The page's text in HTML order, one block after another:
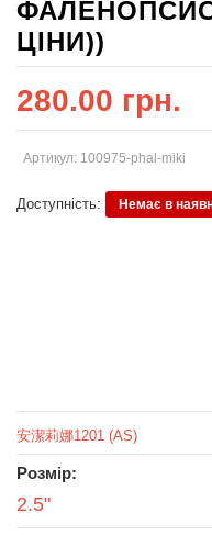
ЦІНИ))
280.00 грн.
Артикул: 100975-phal-miki
Доступність: Немає в
安潔莉娜1201 (AS)
Розмір:
2.5"